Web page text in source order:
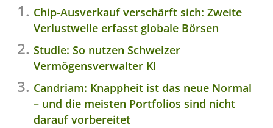
Chip-Ausverkauf verschärft sich: Zweite
Verlustwelle erfasst globale Börsen
Studie: So nutzen Schweizer
Vermögensverwalter KI
Candriam: Knappheit ist das neue Normal
– und die meisten Portfolios sind nicht
darauf vorbereitet